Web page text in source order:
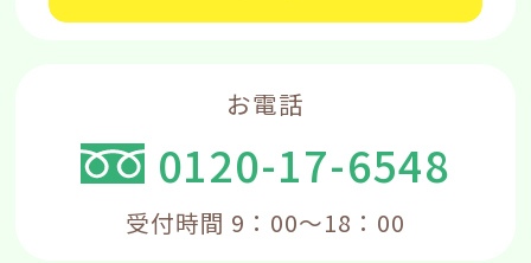
お電話
0120-17-6548
受付時間 9：00～18：00